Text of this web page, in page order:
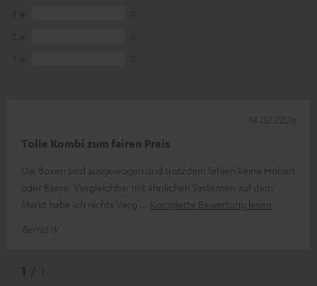
Tolle Kombi zum fairen Preis
Die Boxen sind ausgewogen und trotzdem fehlen keine Höhen
oder Bässe. Vergleichbar mit ähnlichen Systemen auf dem
Markt habe ich nichts Verg
Komplette Bewertung lesen
Bernd W.
14.02.2026